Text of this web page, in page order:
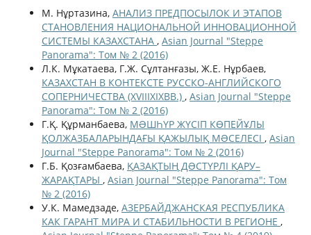
М. Нұртазина, АНАЛИЗ ПРЕДПОСЫЛОК И ЭТАПОВ
СТАНОВЛЕНИЯ НАЦИОНАЛЬНОЙ ИННОВАЦИОННОЙ
СИСТЕМЫ КАЗАХСТАНА , Asian Journal "Steppe
Panorama": Том № 2 (2016)
Л.К. Мұкатаева, Г.Ж. Сұлтанғазы, Ж.Е. Нұрбаев,
КАЗАХСТАН В КОНТЕКСТЕ РУССКО-АНГЛИЙСКОГО
СОПЕРНИЧЕСТВА (XVIIIXIXВВ.) , Asian Journal "Steppe
Panorama": Том № 2 (2016)
Г.Қ. Құрманбаева, МƏШҺҮР ЖҮСІП КӨПЕЙҰЛЫ
ҚОЛЖАЗБАЛАРЫНДАҒЫ ҚАЖЫЛЫҚ МƏСЕЛЕСІ , Asian
Journal "Steppe Panorama": Том № 2 (2016)
Г.Б. Қозғамбаева, ҚАЗАҚТЫҢ ДƏСТҮРЛІ ҚАРУ–
ЖАРАҚТАРЫ , Asian Journal "Steppe Panorama": Том
№ 2 (2016)
У.К. Мамедзаде, АЗЕРБАЙДЖАНСКАЯ РЕСПУБЛИКА
КАК ГАРАНТ МИРА И СТАБИЛЬНОСТИ В РЕГИОНЕ ,